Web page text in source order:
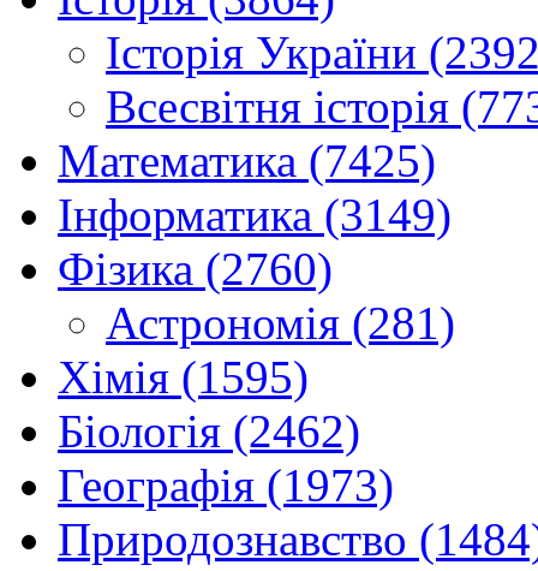
Історія України
Всесвітня історія
Математика (7425)
Інформатика (3149)
Фізика (2760)
Астрономія (281)
Хімія (1595)
Біологія (2462)
Географія (1973)
Природознавство